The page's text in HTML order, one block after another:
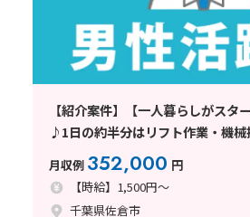
【紹介案件】【一人暮らしがスタ
♪1日の約半分はリフト作業・機
あり】時給1500円/2交替/千葉県佐
月収例 352,000 円
【時給】1,500円～
千葉県佐倉市